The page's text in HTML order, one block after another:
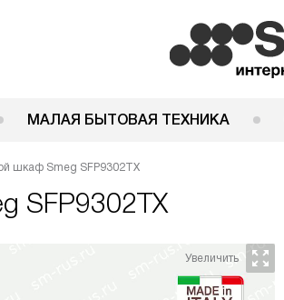
МАЛАЯ БЫТОВАЯ ТЕХНИКА
шкаф Smeg SFP9302TX
SFP9302TX